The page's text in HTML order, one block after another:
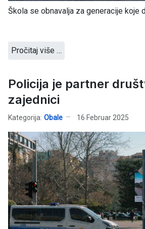
Škola se obnavalja za generacije koje
Pročitaj više …
Policija je partner
zajednici
Kategorija: Obale 16 Februar 2025